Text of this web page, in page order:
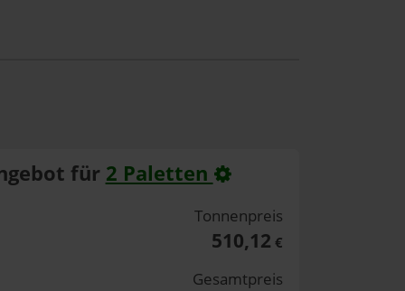
für 2 Paletten
Tonnenpreis
510,12 €
Gesamtpreis